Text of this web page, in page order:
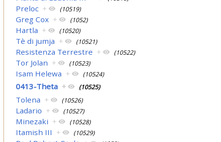
Preloc + (10519)
Greg Cox + (1052)
Hartla + (10520)
Tè di jumja + (10521)
Resistenza Terrestre + (10522)
Tor Jolan + (10523)
Isam Helewa + (10524)
0413-Theta + (10525)
Tolena + (10526)
Ladario + (10527)
Minezaki + (10528)
Itamish III + (10529)